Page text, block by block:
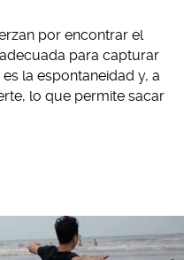
por encontrar el
para capturar
la espontaneidad y, a
lo que permite sacar